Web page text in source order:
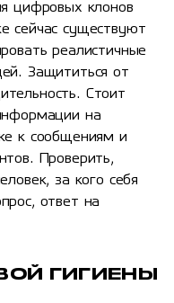
цифровых клонов
сейчас существуют
реалистичные
Защититься от
Стоит
на
к сообщениям и
Проверить,
за кого себя
ответ на
ГИГИЕНЫ